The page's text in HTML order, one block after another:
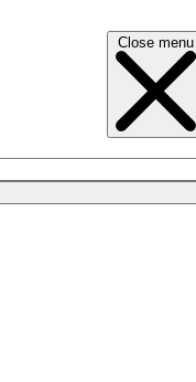
Close menu